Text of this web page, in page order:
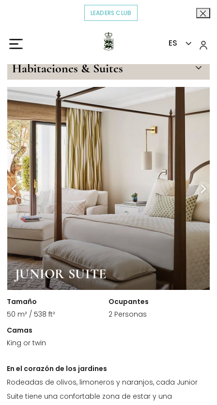
LEADERS CLUB
ES
Inicio Junior Suite
Habitaciones & Suites
JUNIOR SUITE
Tamaño
50 m² / 538 ft²
Ocupantes
2 Personas
Camas
King or twin
En el corazón de los jardines
Rodeadas de olivos, limoneros y naranjos, cada Junior
Suite tiene una confortable zona de estar y una